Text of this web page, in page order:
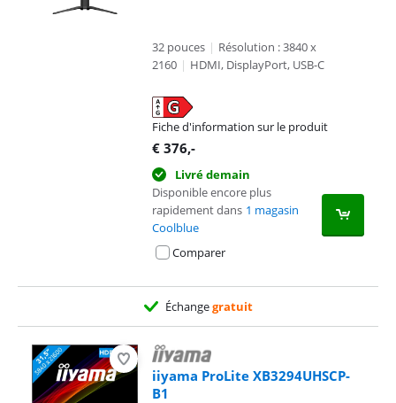
32 pouces | Résolution : 3840 x
2160 | HDMI, DisplayPort, USB-C
Fiche d'information sur le produit
s'ouvre dans un nouvel onglet
€ 376,-
Livré demain
Disponible encore plus
rapidement dans 1 magasin
Coolblue
Comparer
Échangegratuit
iiyama ProLite XB3294UHSCP-
B1